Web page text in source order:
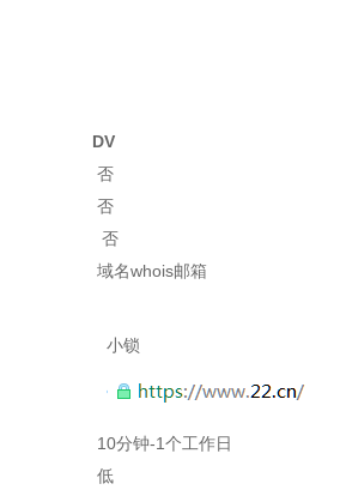
DV
否
否
否
域名whois邮箱
小锁
10分钟-1个工作日
低